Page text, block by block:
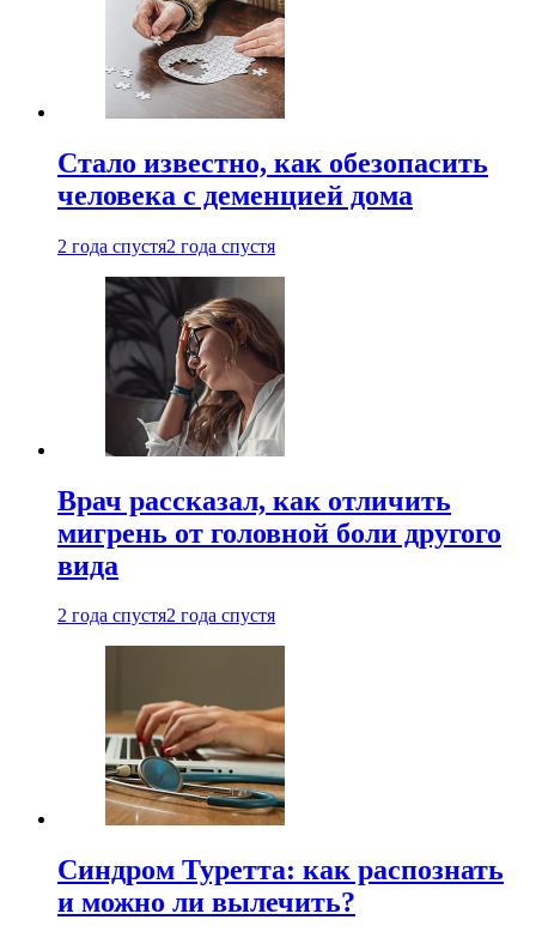
Стало известно, как обезопасить
человека с деменцией дома
2 года спустя2 года спустя
Врач рассказал, как отличить
мигрень от головной боли другого
вида
2 года спустя2 года спустя
Синдром Туретта: как распознать
и можно ли вылечить?